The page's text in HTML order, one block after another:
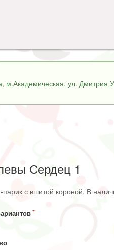
ул. Дмитрия
Сердец 1
с вшитой короной. В